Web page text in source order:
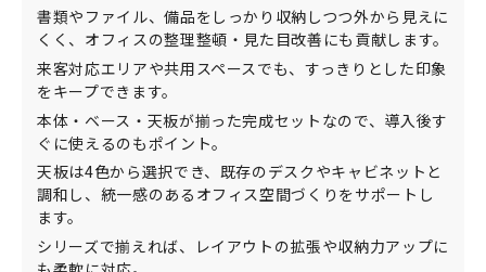
書類やファイル、備品をしっかり収納しつつ外から見えに
くく、オフィスの整理整頓・見た目改善にも貢献します。
来客対応エリアや共用スペースでも、すっきりとした印象
をキープできます。
本体・ベース・天板が揃った完成セットなので、導入後す
ぐに使えるのもポイント。
天板は4色から選択でき、既存のデスクやキャビネットと
調和し、統一感のあるオフィス空間づくりをサポートし
ます。
シリーズで揃えれば、レイアウトの拡張や収納力アップに